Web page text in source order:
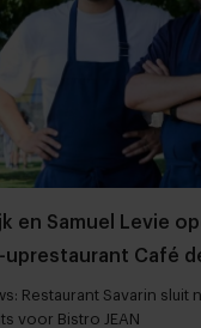
en Samuel Levie
Café
Restaurant Savarin sluit
voor Bistro JEAN